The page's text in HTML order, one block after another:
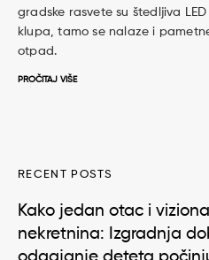
gradske rasvete su štedljiva
klupa, tamo se nalaze i
otpad.
PROČITAJ VIŠE
RECENT POSTS
Kako jedan otac i
nekretnina: Izgradnja